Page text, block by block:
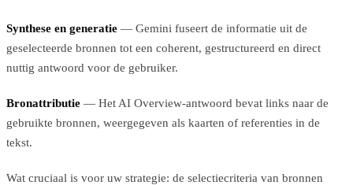
Synthese en generatie — Gemini fuseert de informatie uit de
geselecteerde bronnen tot een coherent, gestructureerd en direct
nuttig antwoord voor de gebruiker.
Bronattributie — Het AI Overview-antwoord bevat links naar de
gebruikte bronnen, weergegeven als kaarten of referenties in de
tekst.
Wat cruciaal is voor uw strategie: de selectiecriteria van bronnen